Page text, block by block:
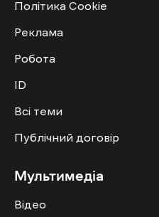
Політика Cookie
Реклама
Робота
ID
Всі теми
Публічний договір
Мультимедіа
Відео